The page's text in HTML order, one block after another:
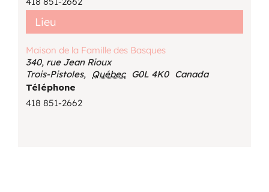
Lieu
Maison de la Famille des Basques
340, rue Jean Rioux
Trois-Pistoles, Québec G0L 4K0 Canada
Téléphone
418 851-2662